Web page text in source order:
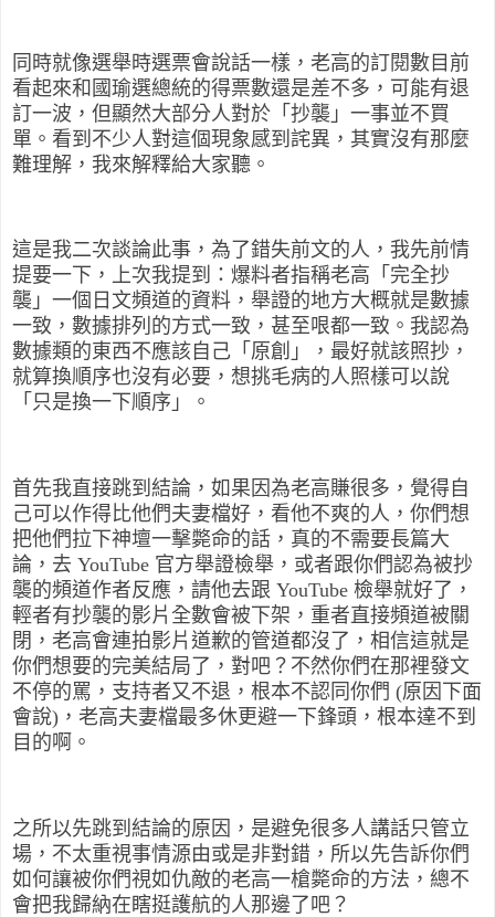
同時就像選舉時選票會說話一樣，老高的訂閱數目前
看起來和國瑜選總統的得票數還是差不多，可能有退
訂一波，但顯然大部分人對於「抄襲」一事並不買
單。看到不少人對這個現象感到詫異，其實沒有那麼
難理解，我來解釋給大家聽。
這是我二次談論此事，為了錯失前文的人，我先前情
提要一下，上次我提到：爆料者指稱老高「完全抄
襲」一個日文頻道的資料，舉證的地方大概就是數據
一致，數據排列的方式一致，甚至哏都一致。我認為
數據類的東西不應該自己「原創」，最好就該照抄，
就算換順序也沒有必要，想挑毛病的人照樣可以說
「只是換一下順序」。
首先我直接跳到結論，如果因為老高賺很多，覺得自
己可以作得比他們夫妻檔好，看他不爽的人，你們想
把他們拉下神壇一擊斃命的話，真的不需要長篇大
論，去 YouTube 官方舉證檢舉，或者跟你們認為被抄
襲的頻道作者反應，請他去跟 YouTube 檢舉就好了，
輕者有抄襲的影片全數會被下架，重者直接頻道被關
閉，老高會連拍影片道歉的管道都沒了，相信這就是
你們想要的完美結局了，對吧？不然你們在那裡發文
不停的罵，支持者又不退，根本不認同你們 (原因下面
會說)，老高夫妻檔最多休更避一下鋒頭，根本達不到
目的啊。
之所以先跳到結論的原因，是避免很多人講話只管立
場，不太重視事情源由或是非對錯，所以先告訴你們
如何讓被你們視如仇敵的老高一槍斃命的方法，總不
會把我歸納在瞎挺護航的人那邊了吧？